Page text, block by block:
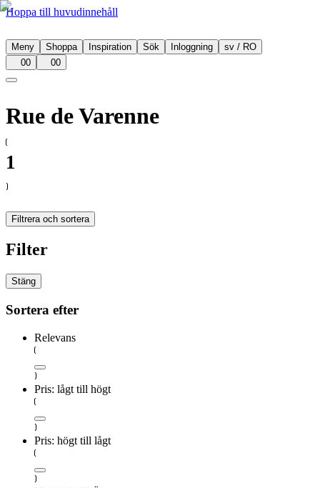
Hoppa till huvudinnehåll
Meny Shoppa Inspiration Sök Inloggning sv / RO
00
00
Rue de Varenne
1
Filtrera och sortera
Filter
Stäng
Sortera efter
Relevans
Pris: lågt till högt
Pris: högt till lågt